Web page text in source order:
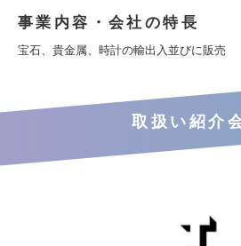
事業内容・会社の特長
宝石、貴金属、時計の輸出入並びに販売
取扱い紹介